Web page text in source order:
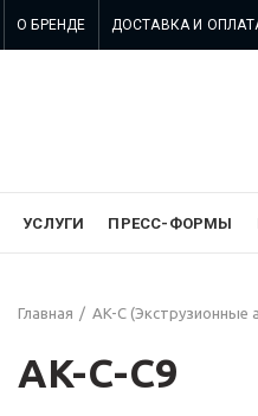
О БРЕНДЕ ДОСТАВКА И
УСЛУГИ ПРЕСС-ФОРМЫ
Главная
AK-C (Экструзионные
AK-C-C9